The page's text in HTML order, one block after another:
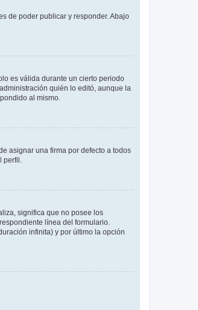
de poder publicar y responder. Abajo
es válida durante un cierto periodo
quién lo editó, aunque la
al mismo.
asignar una firma por defecto a todos
perfil.
significa que no posee los
línea del formulario.
infinita) y por último la opción